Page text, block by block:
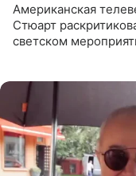
Американская
Стюарт
светском